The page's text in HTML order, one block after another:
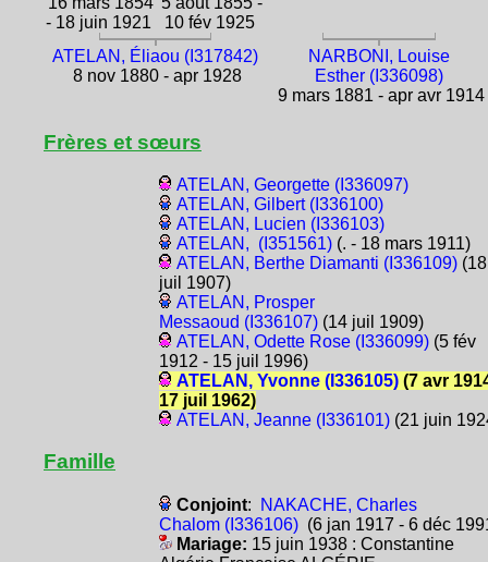
- 18 juin 1921
10 fév 1925
ATELAN, Éliaou (I317842)
8 nov 1880 - apr 1928
NARBONI, Louise
Esther (I336098)
9 mars 1881 - apr avr 1914
Frères et sœurs
ATELAN, Georgette (I336097)
ATELAN, Gilbert (I336100)
ATELAN, Lucien (I336103)
ATELAN, (I351561)(. - 18 mars 1911)
ATELAN, Berthe Diamanti (I336109)(18
juil 1907)
ATELAN, Prosper
Messaoud (I336107)(14 juil 1909)
ATELAN, Odette Rose (I336099)(5 fév
1912 - 15 juil 1996)
ATELAN, Yvonne (I336105)(7 avr
17 juil 1962)
ATELAN, Jeanne (I336101)(21 juin
Famille
Conjoint:
NAKACHE, Charles
Chalom (I336106)(6 jan 1917 - 6 déc
Mariage: 15 juin 1938 : Constantine